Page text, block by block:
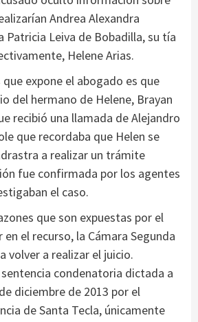
Andrea Alexandra
Patricia Leiva de Bobadilla, su tía
Helene Arias.
expone el abogado es que
del hermano de Helene, Brayan
recibió una llamada de Alejandro
que recordaba que Helen se
a realizar un trámite
fue confirmada por los agentes
el caso.
que son expuestas por el
el recurso, la Cámara Segunda
volver a realizar el juicio.
sentencia condenatoria dictada a
diciembre de 2013 por el
de Santa Tecla, únicamente